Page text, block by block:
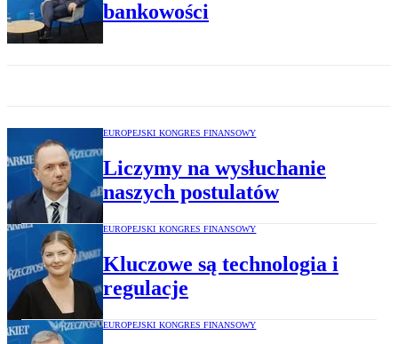
bankowości
EUROPEJSKI KONGRES FINANSOWY
Liczymy na wysłuchanie
naszych postulatów
EUROPEJSKI KONGRES FINANSOWY
Kluczowe są technologia i
regulacje
EUROPEJSKI KONGRES FINANSOWY